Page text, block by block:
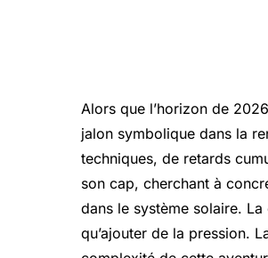
Alors que l’horizon de
jalon symbolique dans la
techniques, de retards
son cap, cherchant à
dans le système solaire.
qu’ajouter de la pression.